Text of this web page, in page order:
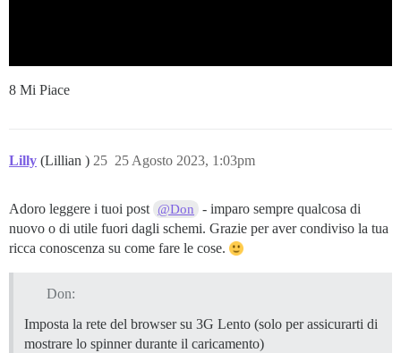
8 Mi Piace
Lilly (Lillian ) 25 Agosto 2023, 1:03pm
25
Adoro leggere i tuoi post @Don
- imparo sempre qualcosa di
nuovo o di utile fuori dagli schemi. Grazie per aver condiviso la tua
ricca conoscenza su come fare le cose.
Don:
Imposta la rete del browser su 3G Lento (solo per assicurarti di
mostrare lo spinner durante il caricamento)